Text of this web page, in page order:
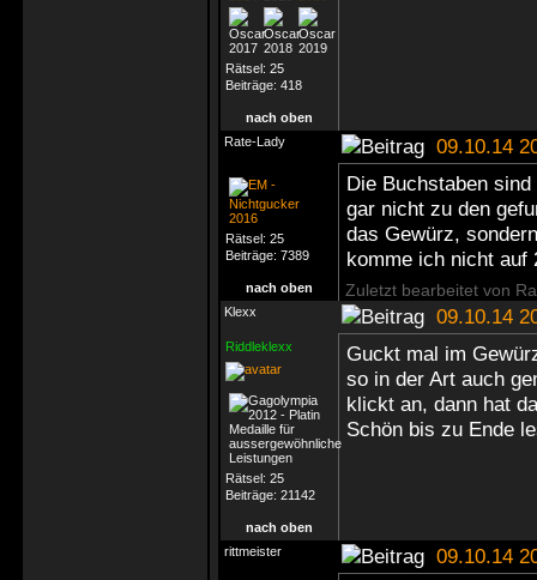
Rätsel: 25
Beiträge: 418
nach oben
Rate-Lady
09.10.14
Rätsel: 25
Beiträge: 7389
Die Buchstaben
gar nicht zu den
das Gewürz,
komme ich nicht auf
nach oben Zuletzt bearbeitet von
Klexx 09.10.14
Riddleklexx
Rätsel: 25
Beiträge: 21142
Guckt mal im
so in der Art auch
klickt an, dann hat
Schön bis zu Ende
nach oben
rittmeister
09.10.14